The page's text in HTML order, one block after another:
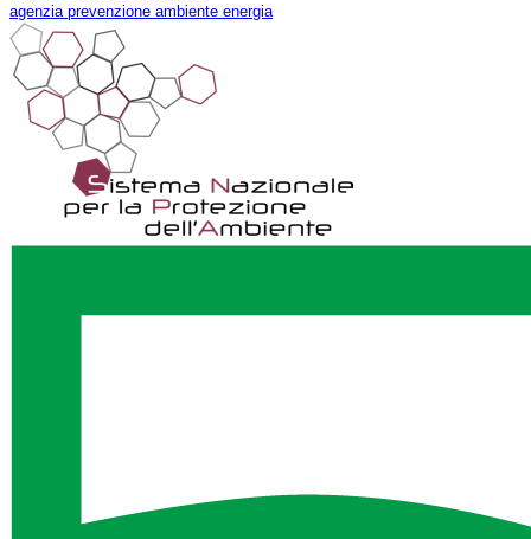
agenzia prevenzione ambiente energia